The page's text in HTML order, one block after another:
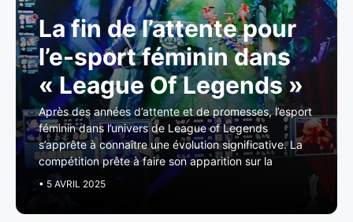
La fin de l’attente pour
l’e-sport féminin dans
« League Of Legends »
Après des années d’attente et de promesses, l’esport
féminin dans l’univers de League of Legends
s’apprête à connaître une évolution significative. La
compétition prête à faire son apparition sur la
• 5 AVRIL 2025